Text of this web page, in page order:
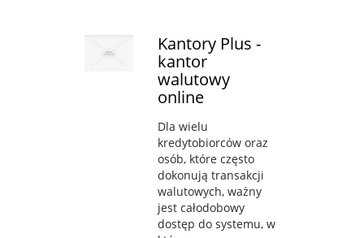
Kantory Plus -
kantor
walutowy
online
Dla wielu
kredytobiorców oraz
osób, które często
dokonują transakcji
walutowych, ważny
jest całodobowy
dostęp do systemu, w